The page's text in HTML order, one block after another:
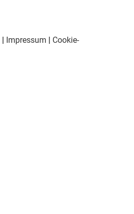
| Impressum | Cookie-